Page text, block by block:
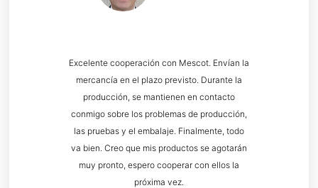
Excelente cooperación con Mescot. Envían la
mercancía en el plazo previsto. Durante la
producción, se mantienen en contacto
conmigo sobre los problemas de producción,
las pruebas y el embalaje. Finalmente, todo
va bien. Creo que mis productos se agotarán
muy pronto, espero cooperar con ellos la
próxima vez.